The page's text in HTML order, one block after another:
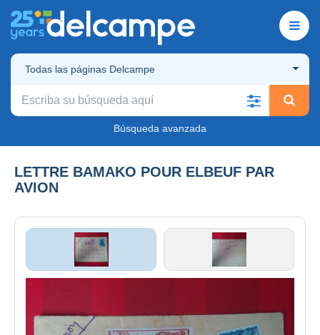
Todas las páginas Delcampe
Búsqueda avanzada
LETTRE BAMAKO POUR ELBEUF PAR
AVION